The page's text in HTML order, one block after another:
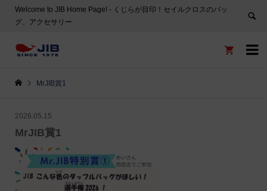
Welcome to JIB Home Page! ‐ くじらが目印！セイルクロスのバッ
グ、アクセサリー


MrJIB賞1
2026.05.15
MrJIB賞1